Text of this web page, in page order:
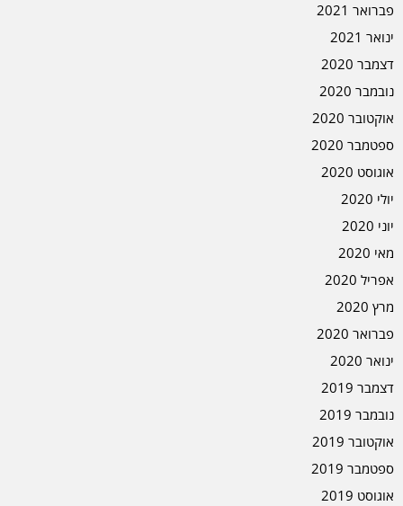
פברואר 2021
ינואר 2021
דצמבר 2020
נובמבר 2020
אוקטובר 2020
ספטמבר 2020
אוגוסט 2020
יולי 2020
יוני 2020
מאי 2020
אפריל 2020
מרץ 2020
פברואר 2020
ינואר 2020
דצמבר 2019
נובמבר 2019
אוקטובר 2019
ספטמבר 2019
אוגוסט 2019